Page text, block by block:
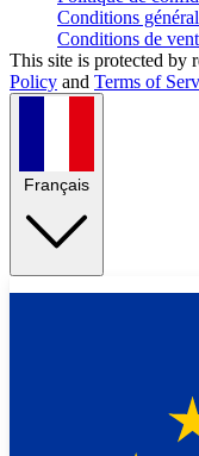
Conditions
Conditions de
This site is protected
Policy and Terms of
Français